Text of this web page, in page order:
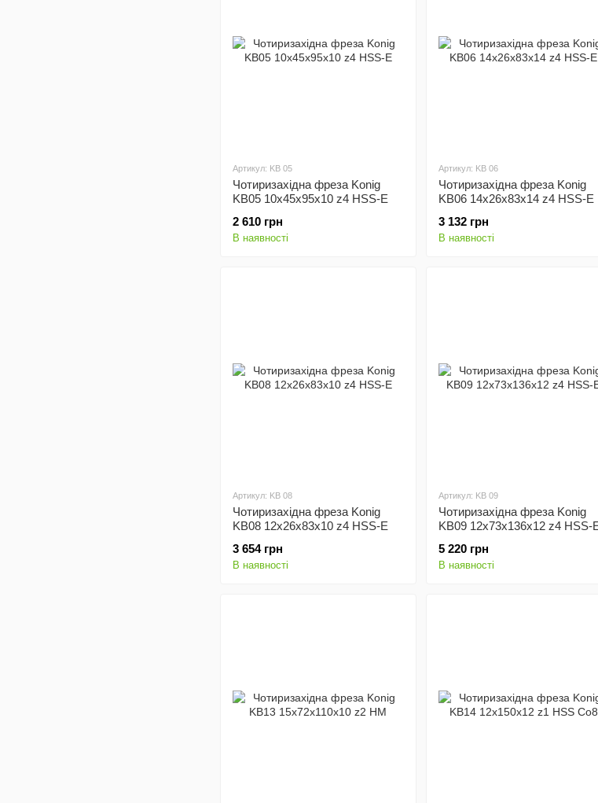
Артикул: KB 05
Чотиризахідна фреза Konig
KB05 10x45x95x10 z4 HSS-E
2 610 грн
В наявності
Артикул: KB 06
Чотиризахідна фреза Konig
KB06 14x26x83x14 z4 HSS-E
3 132 грн
В наявності
Артикул: KB 08
Чотиризахідна фреза Konig
KB08 12x26x83x10 z4 HSS-E
3 654 грн
В наявності
Артикул: KB 09
Чотиризахідна фреза Konig
KB09 12x73x136x12 z4 HSS-
5 220 грн
В наявності